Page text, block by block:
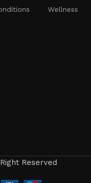
Wellness
Reserved